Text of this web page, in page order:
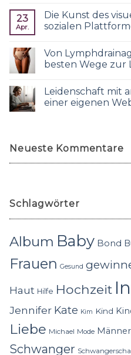
23
Apr.
Die Kunst des
sozialen
Von
besten Wege zur
Leidenschaft mit
einer eigenen
Neueste Kommentare
Schlagwörter
Album Baby Bond
Frauen Gesund
Haut Hilfe Hochzeit
Jennifer Kate Kim Kind
Liebe Michael Mode Männer
Schwanger